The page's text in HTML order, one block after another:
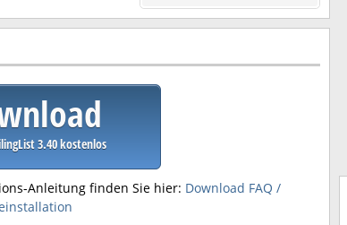
3.40 kostenlos
Anleitung finden Sie hier: Download FAQ /